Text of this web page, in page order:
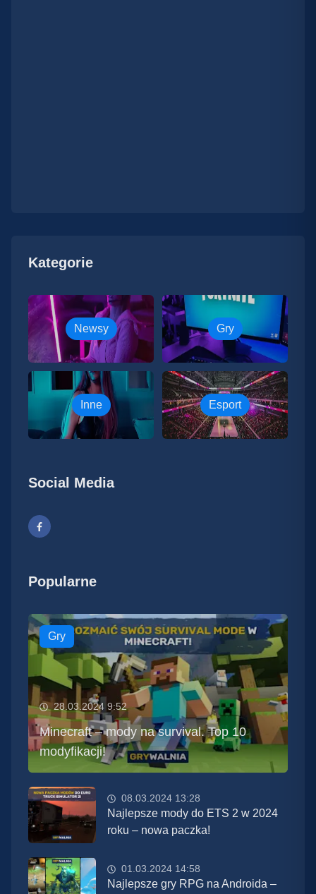
Kategorie
Newsy Gry
Inne Esport
Social Media
Popularne
Gry
28.03.2024 9:52
Minecraft – mody na survival. Top 10
modyfikacji!
08.03.2024 13:28
Najlepsze mody do ETS 2 w 2024
roku – nowa paczka!
01.03.2024 14:58
Najlepsze gry RPG na Androida –